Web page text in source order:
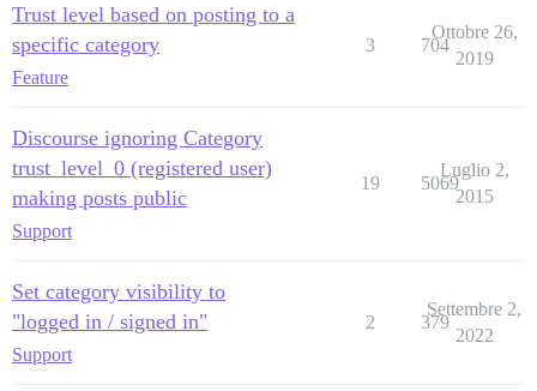
Trust level based on posting to a
specific category
Feature
3 704
Ottobre 26,
2019
Discourse ignoring Category
trust_level_0 (registered user)
making posts public
Support
19 5069
Luglio 2,
2015
Set category visibility to
"logged in / signed in"
Support
2 379
Settembre 2,
2022